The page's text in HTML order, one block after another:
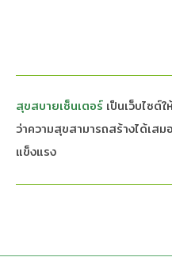
สุขสบายเซ็นเตอร์ เป็นเว็บไซต์
ว่าความสุขสามารถสร้างได้เส
แข็งแรง